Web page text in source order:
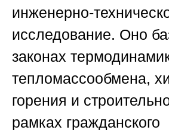
инженерно-
исследование. Оно
законах
тепломассообмена,
горения и
рамках гражданского